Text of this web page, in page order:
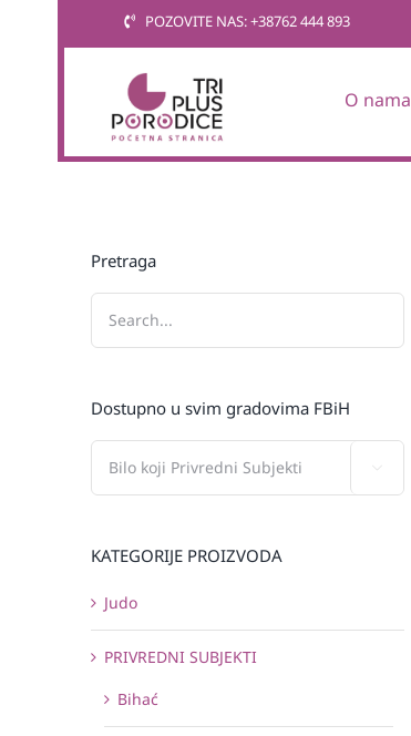
POZOVITE NAS: +38762 444 893
O nama
Pretraga
Dostupno u svim gradovima FBiH
KATEGORIJE PROIZVODA
Judo
PRIVREDNI SUBJEKTI
Bihać